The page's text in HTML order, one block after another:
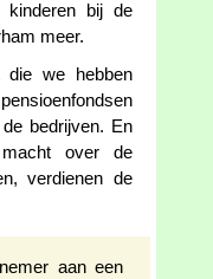
bij de
meer.
we hebben
bedrijven. En
over de
verdienen de
aan een